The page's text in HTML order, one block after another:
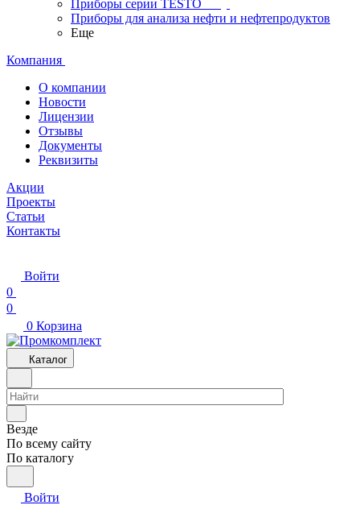
Приборы серии TESTO
Приборы для анализа нефти и нефтепродуктов
Еще
Компания
О компании
Новости
Лицензии
Отзывы
Документы
Реквизиты
Акции
Проекты
Статьи
Контакты
Войти
0
0
0 Корзина
Каталог
Везде
По всему сайту
По каталогу
Войти